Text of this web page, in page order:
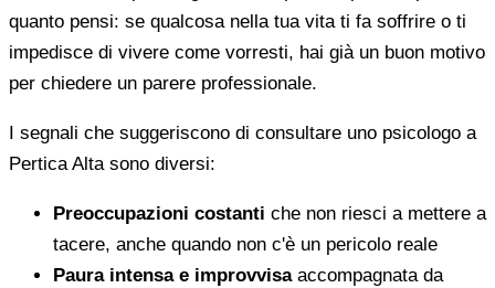
quanto pensi: se qualcosa nella tua vita ti fa soffrire o ti
impedisce di vivere come vorresti, hai già un buon motivo
per chiedere un parere professionale.
I segnali che suggeriscono di consultare uno psicologo a
Pertica Alta sono diversi:
Preoccupazioni costanti che non riesci a mettere a
tacere, anche quando non c'è un pericolo reale
Paura intensa e improvvisaaccompagnata da